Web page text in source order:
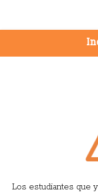
Los estudiantes que